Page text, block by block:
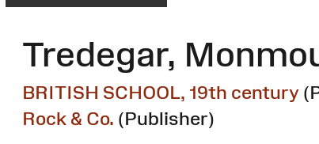
Tredegar,
BRITISH SCHOOL, 19th century
Rock & Co. (Publisher)